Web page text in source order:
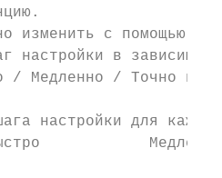
изменить с помощью
настройки в
/ Медленно / Точно в
настройки для